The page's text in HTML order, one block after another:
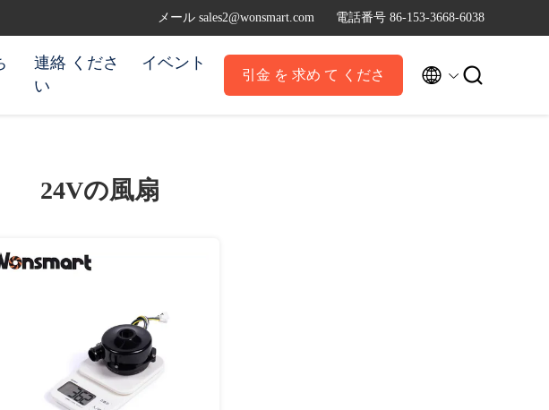
メール sales2@wonsmart.com 電話番号 86-153-3668-6038
連絡 くださ
い
イベント
引金 を 求め て くださ  
24Vの風扇